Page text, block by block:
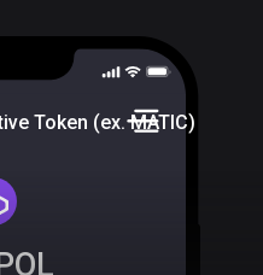
Token (ex. MATIC)